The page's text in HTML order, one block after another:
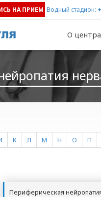
НА ПРИЕМ Водный стадион:
О
К Л М Н О П
Периферическая